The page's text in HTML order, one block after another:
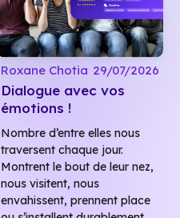
Roxane Chotia 29/07/2026
Dialogue avec vos
émotions !
Nombre d’entre elles nous
traversent chaque jour.
Montrent le bout de leur nez,
nous visitent, nous
envahissent, prennent place